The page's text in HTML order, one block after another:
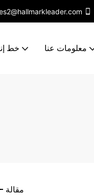
خط معلومات عنا
مقالة